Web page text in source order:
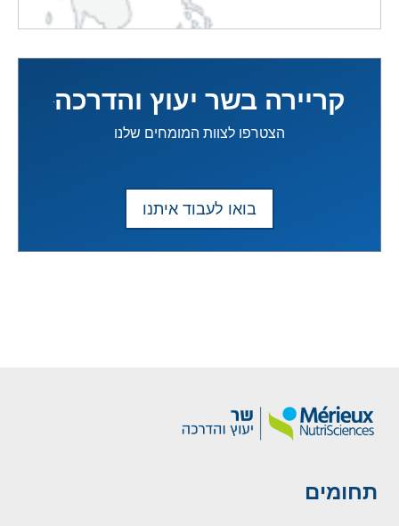
קריירה בשר יעוץ והדרכה
הצטרפו לצוות המומחים שלנו
בואו לעבוד איתנו
תחומים